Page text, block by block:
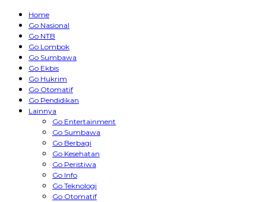
Home
Go Nasional
Go NTB
Go Lombok
Go Sumbawa
Go Ekbis
Go Hukrim
Go Otomatif
Go Pendidikan
Lainnya
Go Entertainment
Go Sumbawa
Go Berbagi
Go Kesehatan
Go Peristiwa
Go Info
Go Teknologi
Go Otomatif